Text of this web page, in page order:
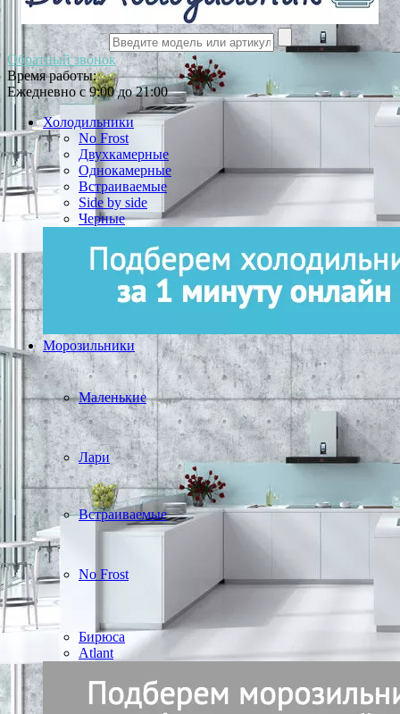
Обратный звонок
Время работы:
Ежедневно с 9:00 до 21:00
Холодильники
No Frost
Двухкамерные
Однокамерные
Встраиваемые
Side by side
Черные
Морозильники
Маленькие
Лари
Встраиваемые
No Frost
Бирюса
Atlant